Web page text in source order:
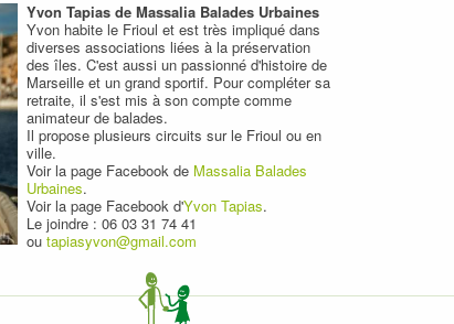
Yvon Tapias de Massalia Balades Urbaines
Yvon habite le Frioul et est très impliqué dans
diverses associations liées à la préservation
des îles. C'est aussi un passionné d'histoire de
Marseille et un grand sportif. Pour compléter sa
retraite, il s'est mis à son compte comme
animateur de balades.
Il propose plusieurs circuits sur le Frioul ou en
ville.
Voir la page Facebook de Massalia Balades
Urbaines.
Voir la page Facebook d'Yvon Tapias.
Le joindre : 06 03 31 74 41
ou tapiasyvon@gmail.com